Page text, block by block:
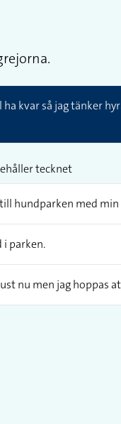
kvar så jag tänker
tecknet
hundparken med
i parken.
nu men jag hoppas